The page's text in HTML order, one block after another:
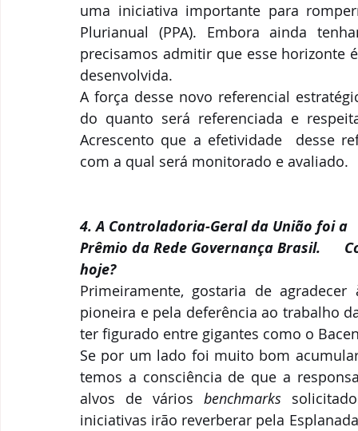
uma iniciativa importante para
Plurianual (PPA). Embora ainda
precisamos admitir que esse horizonte
desenvolvida.
A força desse novo referencial
do quanto será referenciada e
Acrescento que a efetividade  desse
com a qual será monitorado e avaliado.
4. A Controladoria-Geral da União foi
Prêmio da Rede Governança Brasil.
hoje?
Primeiramente, gostaria de
pioneira e pela deferência ao trabalho
ter figurado entre gigantes como o
Se por um lado foi muito bom
temos a consciência de que a
alvos de vários benchmarks
iniciativas irão reverberar pela